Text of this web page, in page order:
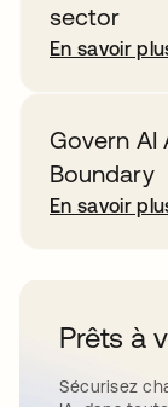
sector
En savoir
Govern AI
Boundary
En savoir
Prêts à
Sécurisez